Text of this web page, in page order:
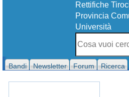
Rettifiche
Provincia
Università
Bandi Newsletter Forum Ricerca